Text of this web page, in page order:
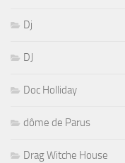
Dj
DJ
Doc Holliday
dôme de Parus
Drag Witche House